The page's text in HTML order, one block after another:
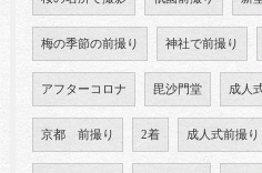
梅の季節の前撮り 神社で前撮り
アフターコロナ 毘沙門堂 成人
京都 前撮り 2着 成人式前撮り